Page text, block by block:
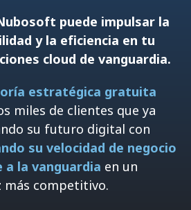
puede impulsar la
y la eficiencia en tu
cloud de vanguardia.
estratégica gratuita
miles de clientes que ya
su futuro digital con
su velocidad de negocio
la vanguardia en un
más competitivo.